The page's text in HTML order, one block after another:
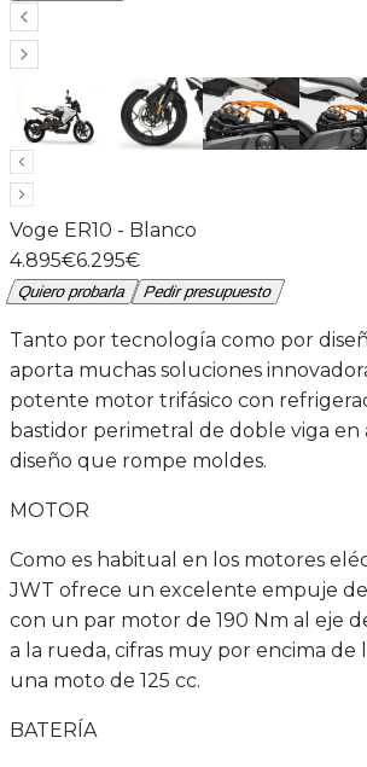
Voge ER10 - Blanco
4.895€6.295€
Quiero probarla Pedir presupuesto
Tanto por tecnología como por
aporta muchas soluciones
potente motor trifásico con
bastidor perimetral de doble viga en
diseño que rompe moldes.
MOTOR
Como es habitual en los motores
JWT ofrece un excelente empuje
con un par motor de 190 Nm al eje
a la rueda, cifras muy por encima de
una moto de 125 cc.
BATERÍA